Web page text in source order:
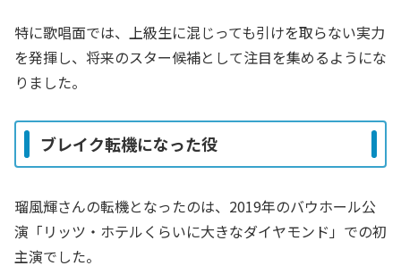
特に歌唱面では、上級生に混じっても引けを取らない実力
を発揮し、将来のスター候補として注目を集めるようにな
りました。
ブレイク転機になった役
瑠風輝さんの転機となったのは、2019年のバウホール公
演「リッツ・ホテルくらいに大きなダイヤモンド」での初
主演でした。